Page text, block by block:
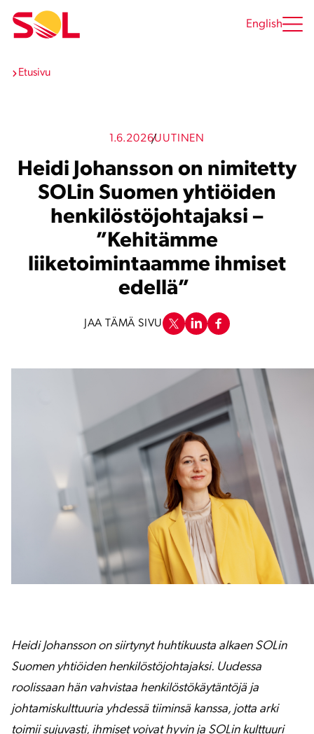
sisältöön
English
Etusivu
1.6.2026UUTINEN
Heidi Johansson on nimitetty
SOLin Suomen yhtiöiden
henkilöstöjohtajaksi –
”Kehitämme
liiketoimintaamme ihmiset
edellä”
JAA TÄMÄ SIVU
Heidi Johansson on siirtynyt huhtikuusta alkaen SOLin
Suomen yhtiöiden henkilöstöjohtajaksi. Uudessa
roolissaan hän vahvistaa henkilöstökäytäntöjä ja
johtamiskulttuuria yhdessä tiiminsä kanssa, jotta arki
toimii sujuvasti, ihmiset voivat hyvin ja SOLin kulttuuri